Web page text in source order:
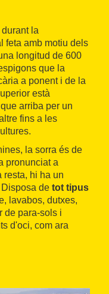
la
feta amb motiu dels
longitud de 600
que la
a ponent i de la
està
arriba per un
fins a les
la sorra és de
pronunciat a
resta, hi ha un
de tot tipus
lavabos, dutxes,
de para-sols i
d'oci, com ara
Litoral. És de